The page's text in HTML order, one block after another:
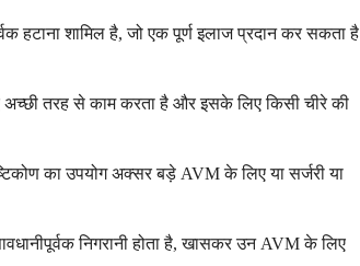
हटाना शामिल है, जो एक पूर्ण इलाज प्रदान कर सकता है
अच्छी तरह से काम करता है और इसके लिए किसी चीरे की
का उपयोग अक्सर बड़े AVM के लिए या सर्जरी या
निगरानी होता है, खासकर उन AVM के लिए